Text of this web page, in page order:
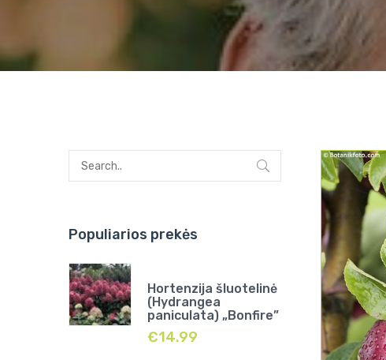
Populiarios prekės
Hortenzija šluotelinė
(Hydrangea
paniculata) „Bonfire”
€14.99